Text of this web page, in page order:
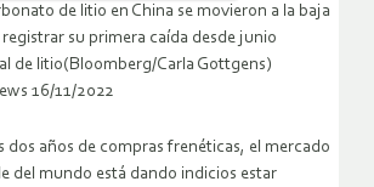
de litio en China se movieron a la baja
registrar su primera caída desde junio
de litio(Bloomberg/Carla Gottgens)
16/11/2022
dos años de compras frenéticas, el mercado
del mundo está dando indicios estar